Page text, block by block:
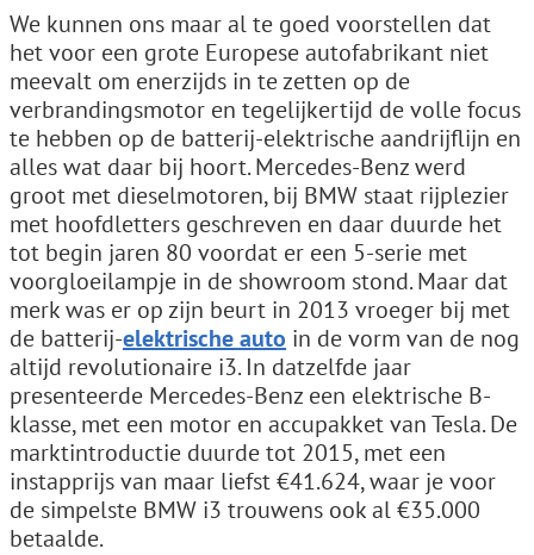
We kunnen ons maar al te goed voorstellen dat
het voor een grote Europese autofabrikant niet
meevalt om enerzijds in te zetten op de
verbrandingsmotor en tegelijkertijd de volle focus
te hebben op de batterij-elektrische aandrijflijn en
alles wat daar bij hoort. Mercedes-Benz werd
groot met dieselmotoren, bij BMW staat rijplezier
met hoofdletters geschreven en daar duurde het
tot begin jaren 80 voordat er een 5-serie met
voorgloeilampje in de showroom stond. Maar dat
merk was er op zijn beurt in 2013 vroeger bij met
de batterij-elektrische auto in de vorm van de nog
altijd revolutionaire i3. In datzelfde jaar
presenteerde Mercedes-Benz een elektrische B-
klasse, met een motor en accupakket van Tesla. De
marktintroductie duurde tot 2015, met een
instapprijs van maar liefst €41.624, waar je voor
de simpelste BMW i3 trouwens ook al €35.000
betaalde.